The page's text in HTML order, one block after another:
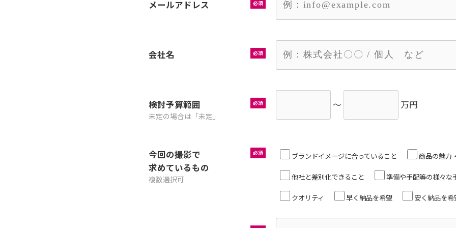
必須
メールアドレス
必須
会社名
必須
検討予算範囲
未定の場合は「未定」
～ 万円
必須
今回の撮影で
求めているもの
複数選択可
ブランドイメージに合っていること 商品の魅力
他社と差別化できること 準備や手配等の様々な
クオリティ 早く納品を希望 安く納品を希